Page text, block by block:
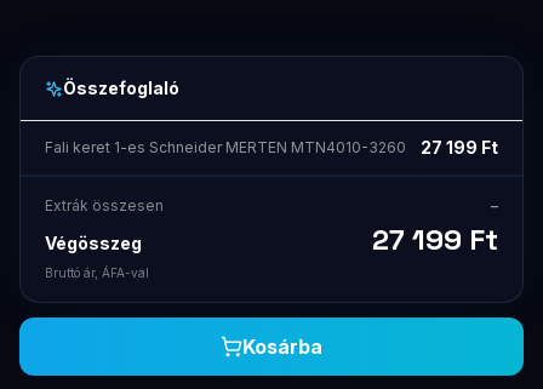
Összefoglaló
Fali keret 1-es Schneider MERTEN MTN4010-3260 27 199 Ft
Extrák összesen –
Végösszeg 27 199 Ft
Bruttó ár, ÁFA-val
Kosárba